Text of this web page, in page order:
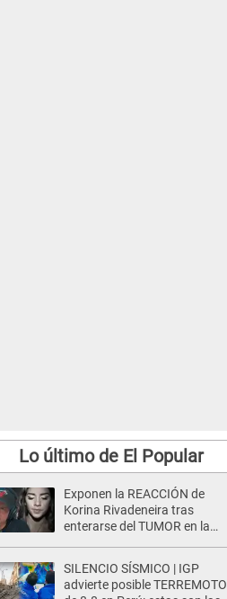
Lo último de El Popular
Exponen la REACCIÓN de
Korina Rivadeneira tras
enterarse del TUMOR en la
estaba muy..."
SILENCIO SÍSMICO | IGP
advierte posible TERREMOTO